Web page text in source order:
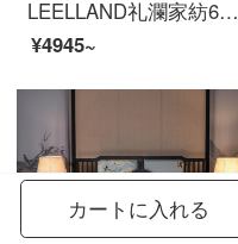
LEELLAND礼瀾家紡60本の長い綿の綿の綿の綿の綿の緞子の新しい中国式の刺繍の寝具の4つのセットの純綿の見本の間のベッドの品物のセットはオプションで多くセットして月色の4つのセットの1.5-1.8メートルのベッド/200*230 cm
¥4945~
カートに入れる